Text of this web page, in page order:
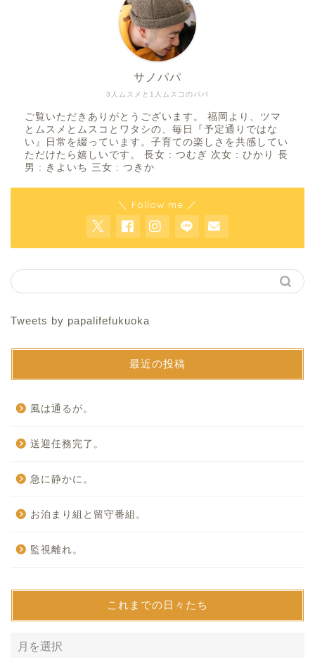
3人ムスメと1人ムスコのパパ
サノパパ
ご覧いただきありがとうございます。 福岡より、ツマ
とムスメとムスコとワタシの、毎日『予定通りではな
い』日常を綴っています。子育ての楽しさを共感してい
ただけたら嬉しいです。 長女 : つむぎ 次女 : ひかり 長
男 : きよいち 三女 : つきか
＼ Follow me ／
Tweets by papalifefukuoka
最近の投稿
風は通るが。
送迎任務完了。
急に静かに。
お泊まり組と留守番組。
監視離れ。
これまでの日々たち